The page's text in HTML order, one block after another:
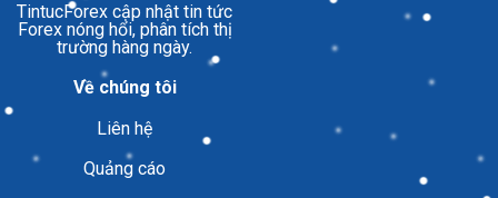
TintucForex cập nhật tin tức
Forex nóng hổi, phân tích thị
trường hàng ngày.
Về chúng tôi
Liên hệ
Quảng cáo